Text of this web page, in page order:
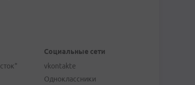
Социальные сети
vkontakte
Одноклассники